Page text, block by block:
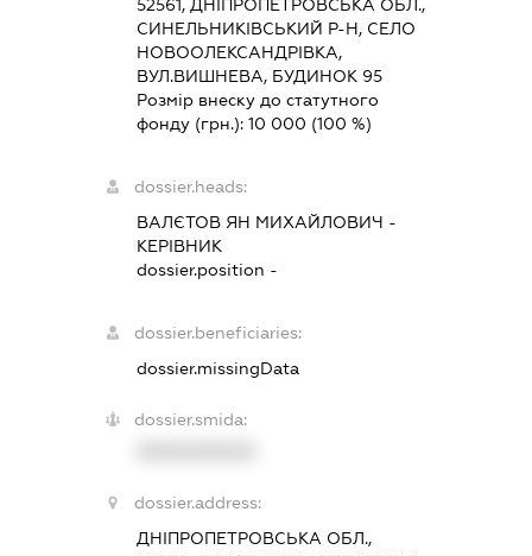
52561, ДНІПРОПЕТРОВСЬКА ОБЛ.,
СИНЕЛЬНИКІВСЬКИЙ Р-Н, СЕЛО
НОВООЛЕКСАНДРІВКА,
ВУЛ.ВИШНЕВА, БУДИНОК 95
Розмір внеску до статутного
фонду (грн.): 10 000 (100 %)
dossier.heads:
ВАЛЄТОВ ЯН МИХАЙЛОВИЧ -
КЕРІВНИК
dossier.position -
dossier.beneficiaries:
dossier.missingData
dossier.smida:
dossier.address:
ДНІПРОПЕТРОВСЬКА ОБЛ.,